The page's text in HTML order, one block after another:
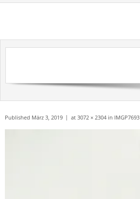
Skip
Published März 3, 2019 at 3072 × 2304 in IMGP7693